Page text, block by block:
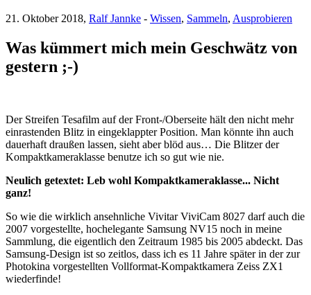
21. Oktober 2018, Ralf Jannke - Wissen, Sammeln, Ausprobieren
Was kümmert mich mein Geschwätz von
gestern ;-)
Der Streifen Tesafilm auf der Front-/Oberseite hält den nicht mehr
einrastenden Blitz in eingeklappter Position. Man könnte ihn auch
dauerhaft draußen lassen, sieht aber blöd aus… Die Blitzer der
Kompaktkameraklasse benutze ich so gut wie nie.
Neulich getextet: Leb wohl Kompaktkameraklasse... Nicht
ganz!
So wie die wirklich ansehnliche Vivitar ViviCam 8027 darf auch die
2007 vorgestellte, hochelegante Samsung NV15 noch in meine
Sammlung, die eigentlich den Zeitraum 1985 bis 2005 abdeckt. Das
Samsung-Design ist so zeitlos, dass ich es 11 Jahre später in der zur
Photokina vorgestellten Vollformat-Kompaktkamera Zeiss ZX1
wiederfinde!